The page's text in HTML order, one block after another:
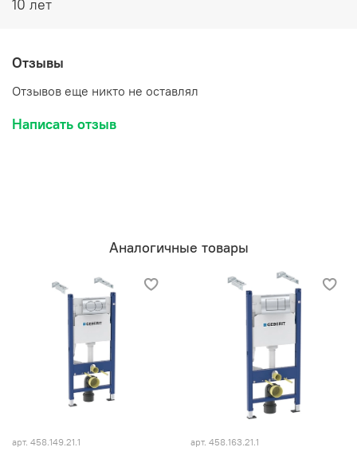
из ABS
WC со звукоизоляционным набором
с ограничителем набора воды
10 лет
Отзывы
Отзывов еще никто не оставлял
Написать отзыв
Аналогичные товары
арт. 458.149.21.1 арт. 458.163.21.1